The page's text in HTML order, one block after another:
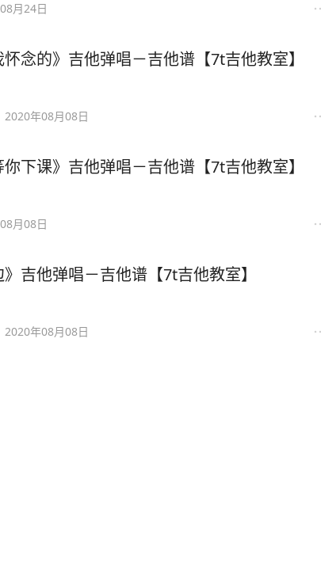
月24日
念的》吉他弹唱－吉他谱【7t吉他教室】
2020年08月08日
下课》吉他弹唱－吉他谱【7t吉他教室】
月08日
吉他弹唱－吉他谱【7t吉他教室】
2020年08月08日